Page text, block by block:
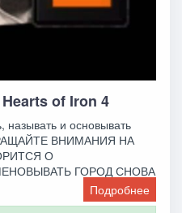
of Iron 4
называть и основывать
ВНИМАНИЯ НА
О
ГОРОД СНОВА
Подробнее